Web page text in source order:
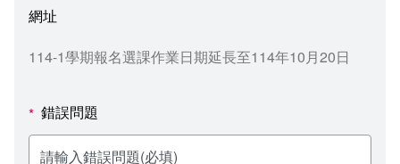
線上報名查詢
秘書處出納組
教學媒體處
電算中心
健康管理與促進學系
校園行事曆
教室‧會議室預約系統
政府公開資訊
意見信箱
各單位意見信箱
影音資訊
網址
114-1學期報名選課作業日期延長至114年10月20日
* 錯誤問題